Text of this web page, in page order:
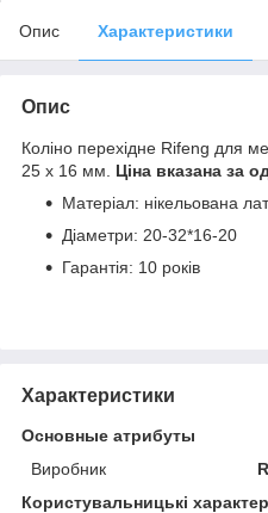
Опис Характеристики
Опис
Коліно перехідне Rifeng для
25 х 16 мм. Ціна вказана за
Матеріал: нікельована
Діаметри: 20-32*16-20
Гарантія: 10 років
Характеристики
Основные атрибуты
Виробник
Користувальницькі